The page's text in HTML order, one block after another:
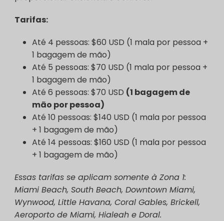
Tarifas:
Até 4 pessoas: $60 USD (1 mala por pessoa +
1 bagagem de mão)
Até 5 pessoas: $70 USD (1 mala por pessoa +
1 bagagem de mão)
Até 6 pessoas: $70 USD (1 bagagem de
mão por pessoa)
Até 10 pessoas: $140 USD (1 mala por pessoa
+ 1 bagagem de mão)
Até 14 pessoas: $160 USD (1 mala por pessoa
+ 1 bagagem de mão)
Essas tarifas se aplicam somente à Zona 1:
Miami Beach, South Beach, Downtown Miami,
Wynwood, Little Havana, Coral Gables, Brickell,
Aeroporto de Miami, Hialeah e Doral.